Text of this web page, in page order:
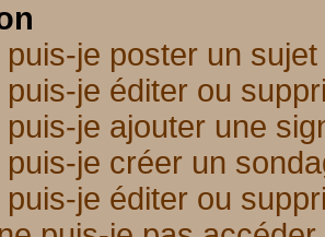
je poster un
je éditer ou
je ajouter une
je créer un
je éditer ou